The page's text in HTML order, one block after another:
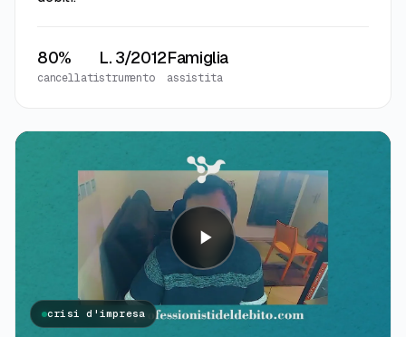
80%
cancellati
L. 3/2012
strumento
Famiglia
assistita
crisi d'impresa